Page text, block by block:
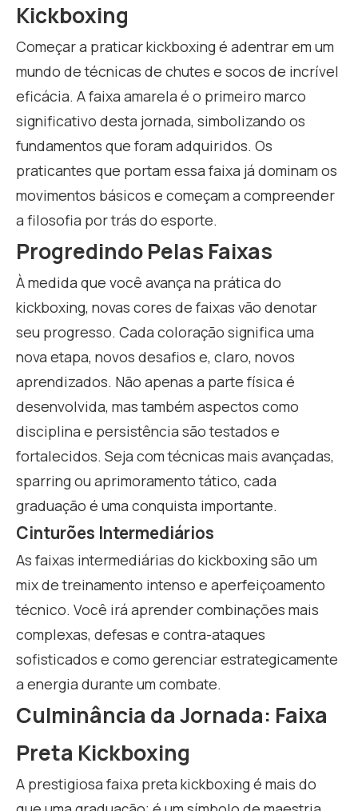
Kickboxing
Começar a praticar kickboxing é adentrar em um
mundo de técnicas de chutes e socos de incrível
eficácia. A faixa amarela é o primeiro marco
significativo desta jornada, simbolizando os
fundamentos que foram adquiridos. Os
praticantes que portam essa faixa já dominam os
movimentos básicos e começam a compreender
a filosofia por trás do esporte.
Progredindo Pelas Faixas
À medida que você avança na prática do
kickboxing, novas cores de faixas vão denotar
seu progresso. Cada coloração significa uma
nova etapa, novos desafios e, claro, novos
aprendizados. Não apenas a parte física é
desenvolvida, mas também aspectos como
disciplina e persistência são testados e
fortalecidos. Seja com técnicas mais avançadas,
sparring ou aprimoramento tático, cada
graduação é uma conquista importante.
Cinturões Intermediários
As faixas intermediárias do kickboxing são um
mix de treinamento intenso e aperfeiçoamento
técnico. Você irá aprender combinações mais
complexas, defesas e contra-ataques
sofisticados e como gerenciar estrategicamente
a energia durante um combate.
Culminância da Jornada: Faixa
Preta Kickboxing
A prestigiosa faixa preta kickboxing é mais do